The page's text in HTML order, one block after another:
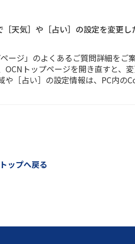
天気］や［占い］の設定を変更
ージ」のよくあるご質問詳細を
トップページを開き直すと、
や［占い］の設定情報は、PC内
ップへ戻る